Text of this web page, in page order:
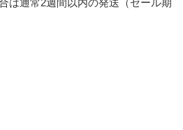
は通常2週間以内の発送（セール期